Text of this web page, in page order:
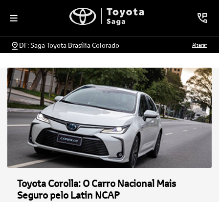
DF: Saga Toyota Brasília Colorado Alterar
Toyota Corolla: O Carro Nacional Mais
Seguro pelo Latin NCAP